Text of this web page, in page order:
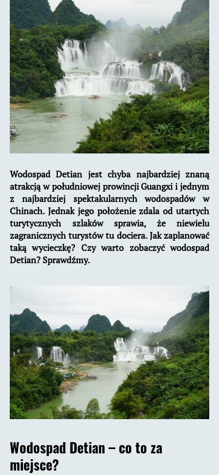
Wodospad Detian jest chyba najbardziej znaną
atrakcją w południowej prowincji Guangxi i jednym
z najbardziej spektakularnych wodospadów w
Chinach. Jednak jego położenie zdala od utartych
turytycznych szlaków sprawia, że niewielu
zagranicznych turystów tu dociera. Jak zaplanować
taką wycieczkę? Czy warto zobaczyć wodospad
Detian? Sprawdźmy.
Wodospad Detian – co to za
miejsce?